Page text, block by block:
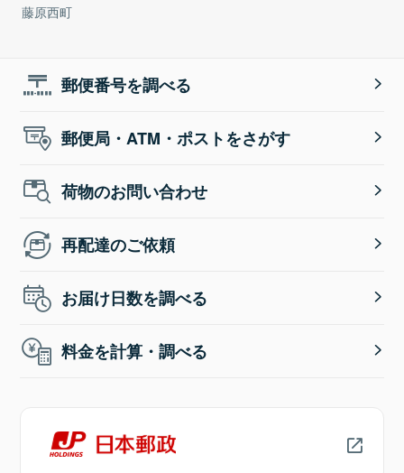
藤原西町
郵便番号を調べる
郵便局・ATM・ポストをさがす
荷物のお問い合わせ
再配達のご依頼
お届け日数を調べる
料金を計算・調べる